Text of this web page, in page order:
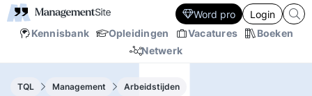
Kennisbank Opleidingen Vacatures
Boeken
Netwerk
Word pro Login
TQL Management Arbeidstijden